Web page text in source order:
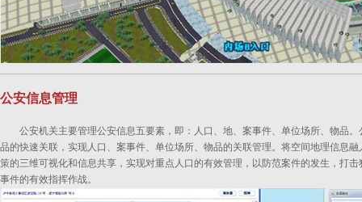
公安信息管理
公安机关主要管理公安信息五要素，即：人口、地、案事件、单位场所、物
品的快速关联，实现人口、案事件、单位场所、物品的关联管理。将空间地理信息
策的三维可视化和信息共享，实现对重点人口的有效管理，以防范案件的发生，打
事件的有效指挥作战。